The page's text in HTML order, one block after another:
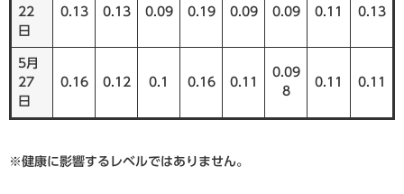
22
日
0.13 0.13 0.09 0.19 0.09 0.09 0.11 0.13
5月
27
日
0.16 0.12 0.1 0.16 0.11
0.09
8
0.11 0.11
※健康に影響するレベルではありません。